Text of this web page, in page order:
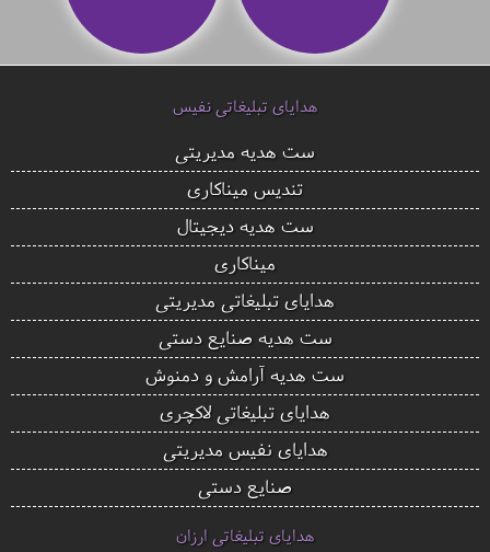
هدایای تبلیغاتی نفیس
ست هدیه مدیریتی
تندیس میناکاری
ست هدیه دیجیتال
میناکاری
هدایای تبلیغاتی مدیریتی
ست هدیه صنایع دستی
ست هدیه آرامش و دمنوش
هدایای تبلیغاتی لاکچری
هدایای نفیس مدیریتی
صنایع دستی
هدایای تبلیغاتی ارزان